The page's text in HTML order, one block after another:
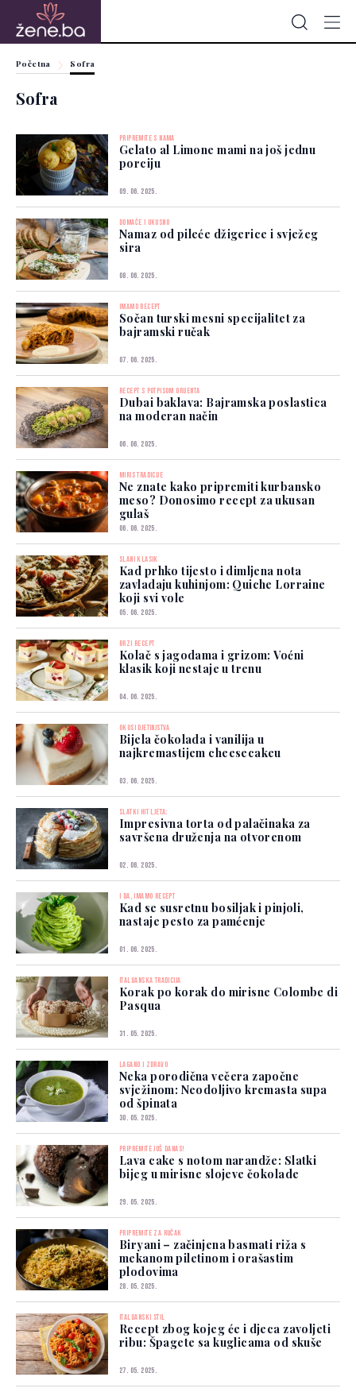
Početna Sofra
Sofra
PRIPREMITE S NAMA
Gelato al Limone mami na još jednu
porciju
09. 06. 2025.
DOMAĆE I UKUSNO
Namaz od pileće džigerice i svježeg
sira
08. 06. 2025.
IMAMO RECEPT
Sočan turski mesni specijalitet za
bajramski ručak
07. 06. 2025.
RECEPT S POTPISOM ORIJENTA
Dubai baklava: Bajramska poslastica
na moderan način
06. 06. 2025.
MIRIS TRADICIJE
Ne znate kako pripremiti kurbansko
meso? Donosimo recept za ukusan
gulaš
06. 06. 2025.
SLANI KLASIK
Kad prhko tijesto i dimljena nota
zavladaju kuhinjom: Quiche Lorraine
koji svi vole
05. 06. 2025.
BRZI RECEPT
Kolač s jagodama i grizom: Voćni
klasik koji nestaje u trenu
04. 06. 2025.
OKUSI DJETINJSTVA
Bijela čokolada i vanilija u
najkremastijem cheesecakeu
03. 06. 2025.
SLATKI HIT LJETA:
Impresivna torta od palačinaka za
savršena druženja na otvorenom
02. 06. 2025.
I DA, IMAMO RECEPT
Kad se susretnu bosiljak i pinjoli,
nastaje pesto za pamćenje
01. 06. 2025.
ITALIJANSKA TRADICIJA
Korak po korak do mirisne Colombe di
Pasqua
31. 05. 2025.
LAGANO I ZDRAVO
Neka porodična večera započne
svježinom: Neodoljivo kremasta supa
od špinata
30. 05. 2025.
PRIPREMITE JOŠ DANAS!
Lava cake s notom narandže: Slatki
bijeg u mirisne slojeve čokolade
29. 05. 2025.
PRIPREMITE ZA RUČAK
Biryani – začinjena basmati riža s
mekanom piletinom i orašastim
plodovima
28. 05. 2025.
ITALIJANSKI STIL
Recept zbog kojeg će i djeca zavoljeti
ribu: Špagete sa kuglicama od skuše
27. 05. 2025.